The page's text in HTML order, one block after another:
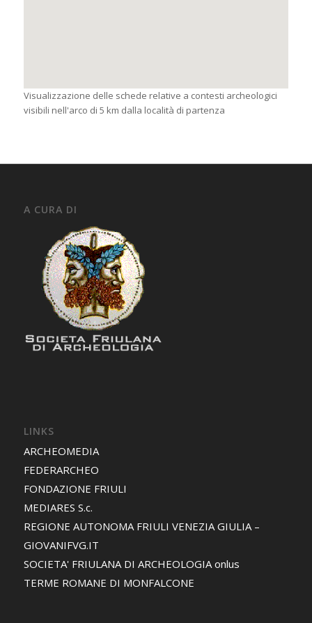
Visualizzazione delle schede relative a contesti archeologici
visibili nell'arco di 5 km dalla località di partenza
A CURA DI
LINKS
ARCHEOMEDIA
FEDERARCHEO
FONDAZIONE FRIULI
MEDIARES S.c.
REGIONE AUTONOMA FRIULI VENEZIA GIULIA –
GIOVANIFVG.IT
SOCIETA' FRIULANA DI ARCHEOLOGIA onlus
TERME ROMANE DI MONFALCONE